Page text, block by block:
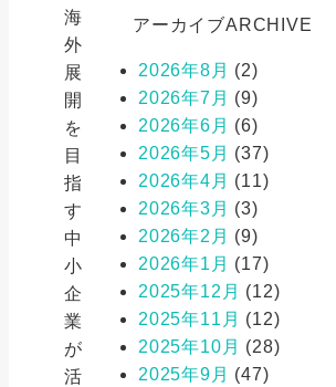
海
外
展
開
を
目
指
す
中
小
企
業
が
活
アーカイブARCHIVE
2026年8月 (2)
2026年7月 (9)
2026年6月 (6)
2026年5月 (37)
2026年4月 (11)
2026年3月 (3)
2026年2月 (9)
2026年1月 (17)
2025年12月 (12)
2025年11月 (12)
2025年10月 (28)
2025年9月 (47)